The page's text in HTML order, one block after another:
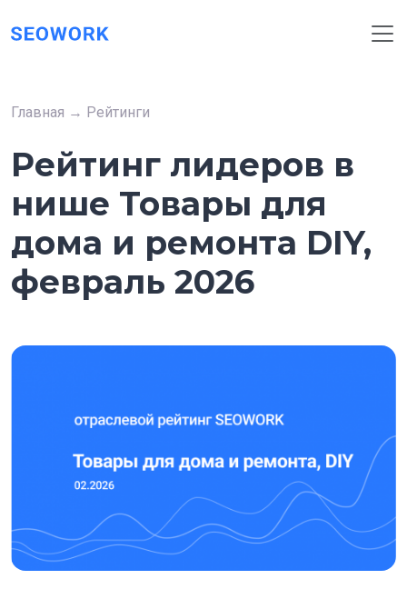
Главная → Рейтинги
Рейтинг лидеров в
нише Товары для
дома и ремонта DIY,
февраль 2026